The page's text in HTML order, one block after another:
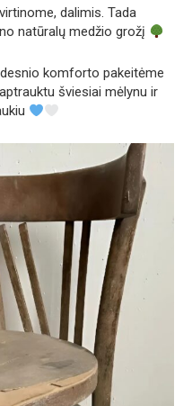
dalimis. Tada
natūralų medžio grožį
komforto pakeitėme
šviesiai mėlynu ir